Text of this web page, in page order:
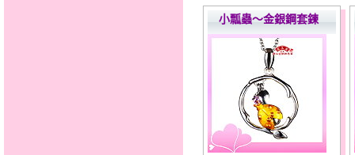
小瓢蟲～金銀鋼套鍊